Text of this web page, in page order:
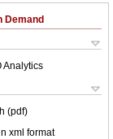
Demand
Analytics
(pdf)
xml format